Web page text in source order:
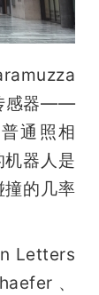
感器——
通照相
器人是
撞的几率
Letters
、